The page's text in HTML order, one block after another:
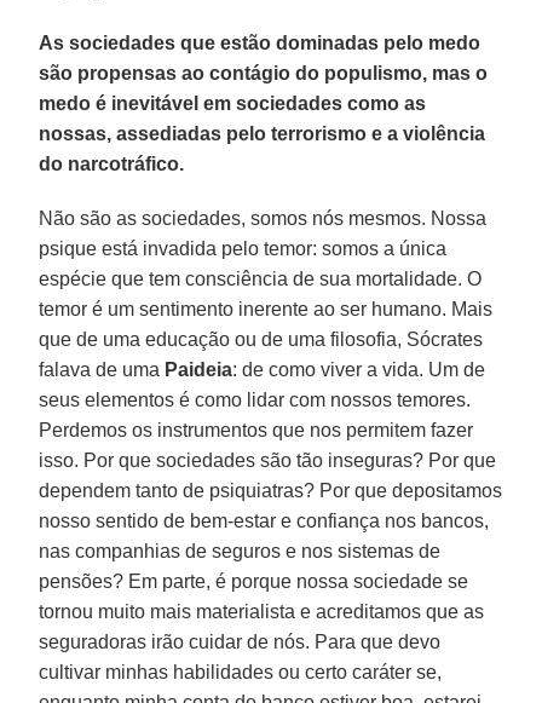
As sociedades que estão dominadas pelo medo
são propensas ao contágio do populismo, mas o
medo é inevitável em sociedades como as
nossas, assediadas pelo terrorismo e a violência
do narcotráfico.
Não são as sociedades, somos nós mesmos. Nossa
psique está invadida pelo temor: somos a única
espécie que tem consciência de sua mortalidade. O
temor é um sentimento inerente ao ser humano. Mais
que de uma educação ou de uma filosofia, Sócrates
falava de uma Paideia: de como viver a vida. Um de
seus elementos é como lidar com nossos temores.
Perdemos os instrumentos que nos permitem fazer
isso. Por que sociedades são tão inseguras? Por que
dependem tanto de psiquiatras? Por que depositamos
nosso sentido de bem-estar e confiança nos bancos,
nas companhias de seguros e nos sistemas de
pensões? Em parte, é porque nossa sociedade se
tornou muito mais materialista e acreditamos que as
seguradoras irão cuidar de nós. Para que devo
cultivar minhas habilidades ou certo caráter se,